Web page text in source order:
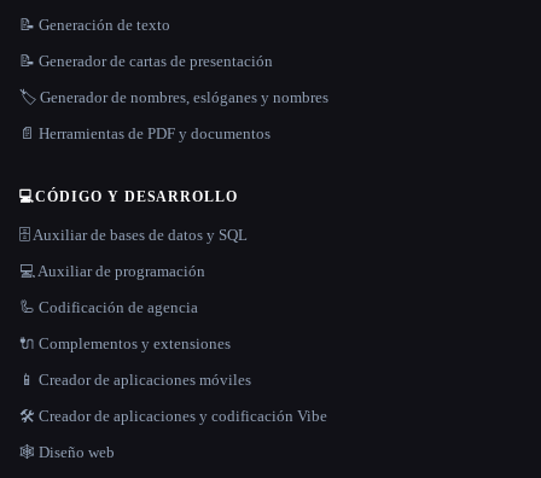
📝 Generación de texto
📝 Generador de cartas de presentación
🏷️ Generador de nombres, eslóganes y nombres
📄 Herramientas de PDF y documentos
💻CÓDIGO Y DESARROLLO
🗄️ Auxiliar de bases de datos y SQL
💻 Auxiliar de programación
🦾 Codificación de agencia
🔌 Complementos y extensiones
📱 Creador de aplicaciones móviles
🛠️ Creador de aplicaciones y codificación Vibe
🕸 Diseño web